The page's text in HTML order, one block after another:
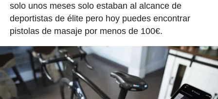
solo unos meses solo estaban al alcance de
deportistas de élite pero hoy puedes encontrar
pistolas de masaje por menos de 100€.